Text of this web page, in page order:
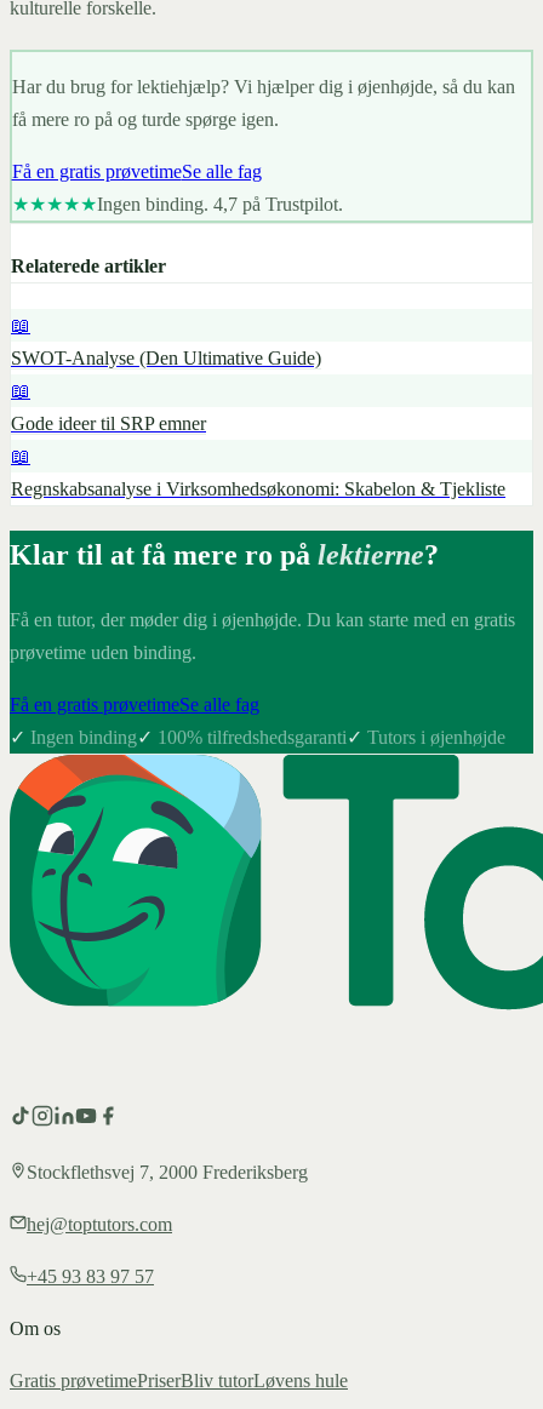
kulturelle forskelle.
Har du brug for lektiehjælp? Vi hjælper dig i øjenhøjde, så du kan
få mere ro på og turde spørge igen.
Få en gratis prøvetimeSe alle fag
★★★★★Ingen binding. 4,7 på Trustpilot.
Relaterede artikler
📖
SWOT-Analyse (Den Ultimative Guide)
📖
Gode ideer til SRP emner
📖
Regnskabsanalyse i Virksomhedsøkonomi: Skabelon & Tjekliste
Klar til at få mere ro på lektierne?
Få en tutor, der møder dig i øjenhøjde. Du kan starte med en gratis
prøvetime uden binding.
Få en gratis prøvetimeSe alle fag
✓ Ingen binding✓ 100% tilfredshedsgaranti✓ Tutors i øjenhøjde
Stockflethsvej 7, 2000 Frederiksberg
hej@toptutors.com
+45 93 83 97 57
Om os
Gratis prøvetimePriserBliv tutorLøvens hule